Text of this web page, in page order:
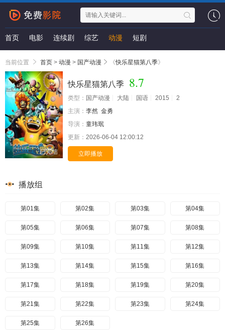
首页 电影 连续剧 综艺 动漫 短剧
当前位置 首页 > 动漫 > 国产动漫 《快乐星猫第八季》
已完结
快乐星猫第八季 8.7
类型： 国产动漫 大陆 国语 2015
2
主演： 李然 金勇
导演： 童玮珉
更新： 2026-06-04 12:00:12
立即播放
播放组
第01集 第02集 第03集 第04集
第05集 第06集 第07集 第08集
第09集 第10集 第11集 第12集
第13集 第14集 第15集 第16集
第17集 第18集 第19集 第20集
第21集 第22集 第23集 第24集
第25集 第26集